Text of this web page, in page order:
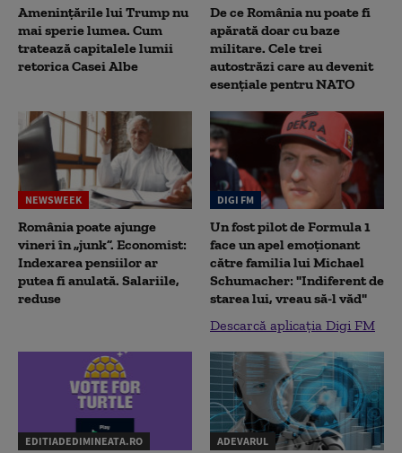
Amenințările lui Trump nu
mai sperie lumea. Cum
tratează capitalele lumii
retorica Casei Albe
De ce România nu poate fi
apărată doar cu baze
militare. Cele trei
autostrăzi care au devenit
esențiale pentru NATO
NEWSWEEK
România poate ajunge
vineri în „junk”. Economist:
Indexarea pensiilor ar
putea fi anulată. Salariile,
reduse
DIGI FM
Un fost pilot de Formula 1
face un apel emoționant
către familia lui Michael
Schumacher: "Indiferent de
starea lui, vreau să-l văd"
Descarcă aplicația Digi FM
EDITIADEDIMINEATA.RO ADEVARUL